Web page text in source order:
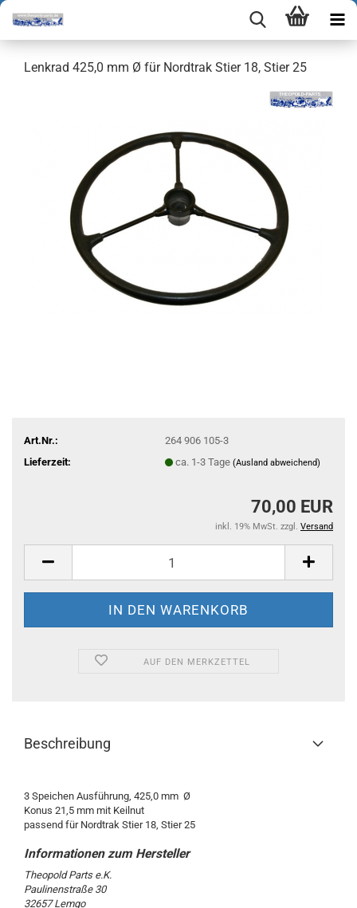
Lenkrad 425,0 mm Ø für Nordtrak Stier 18, Stier 25
Art.Nr.:
264 906 105-3
Lieferzeit:
ca. 1-3 Tage (Ausland abweichend)
70,00 EUR
inkl. 19% MwSt. zzgl. Versand
AUF DEN MERKZETTEL
Beschreibung
3 Speichen Ausführung, 425,0 mm Ø
Konus 21,5 mm mit Keilnut
passend für Nordtrak Stier 18, Stier 25
Theopold Parts e.K.
Paulinenstraße 30
32657 Lemgo